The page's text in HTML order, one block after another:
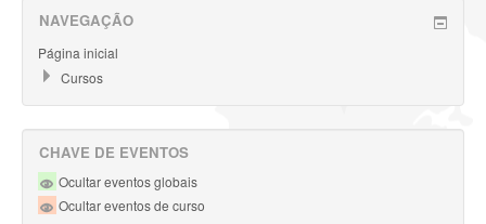
NAVEGAÇÃO
Página inicial
Cursos
CHAVE DE EVENTOS
Ocultar eventos globais
Ocultar eventos de curso